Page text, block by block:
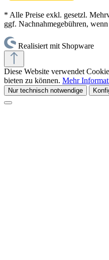
* Alle Preise exkl. gesetzl.
ggf. Nachnahmegebühren,
Realisiert mit Shopware
Diese Website verwendet
bieten zu können. Mehr
Nur technisch notwendige